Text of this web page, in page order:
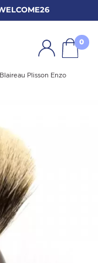
0
Blaireau Plisson Enzo